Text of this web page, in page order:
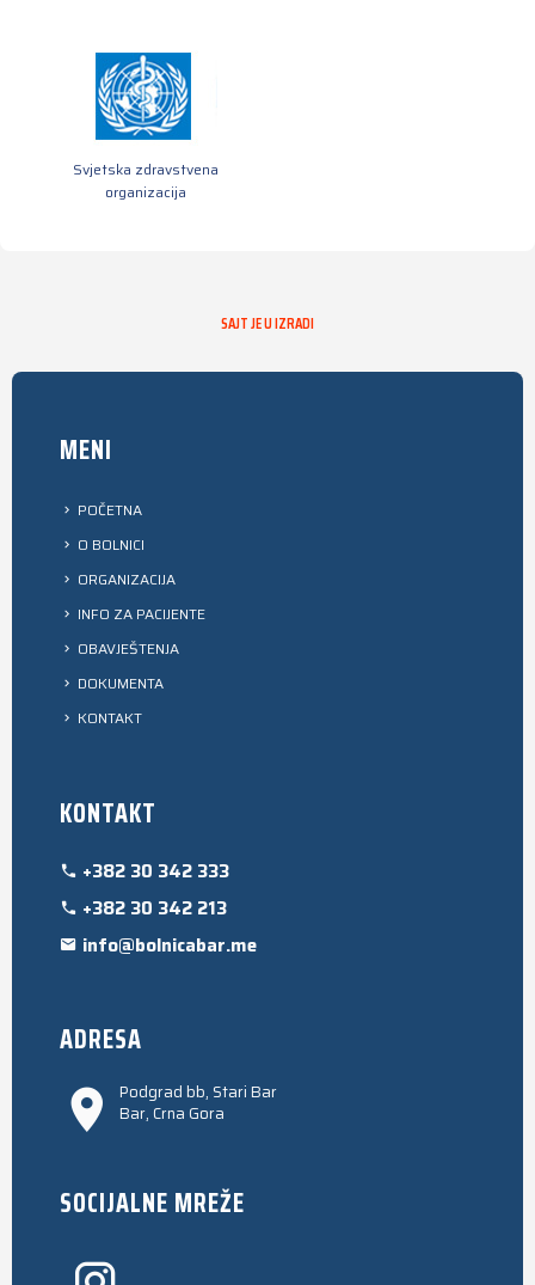
Svjetska zdravstvena
organizacija
SAJT JE U IZRADI
MENI
POČETNA
O BOLNICI
ORGANIZACIJA
INFO ZA PACIJENTE
OBAVJEŠTENJA
DOKUMENTA
KONTAKT
KONTAKT
+382 30 342 333
+382 30 342 213
info@bolnicabar.me
ADRESA
Podgrad bb, Stari Bar
Bar, Crna Gora
SOCIJALNE MREŽE